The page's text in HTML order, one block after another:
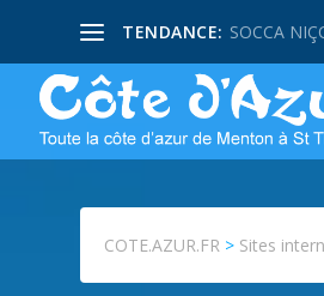
TENDANCE: SOCCA
COTE.AZUR.FR > Sites